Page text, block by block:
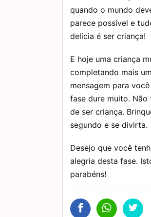
quando o mundo
parece possível e
delícia é ser criança!
E hoje uma criança
completando mais
mensagem para
fase dure muito. Não
de ser criança.
segundo e se divirta.
Desejo que você
alegria desta fase.
parabéns!